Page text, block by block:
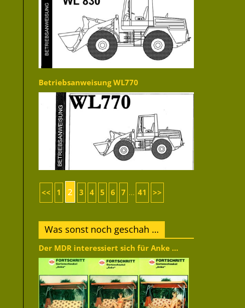
Betriebsanweisung WL770
<< 1 2 3 4 5 6 7 ... 41 >>
Was sonst noch geschah …
Der MDR interessiert sich für Anke …